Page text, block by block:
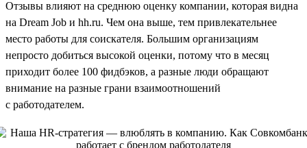
Отзывы влияют на среднюю оценку компании, которая видна
на Dream Job и hh.ru. Чем она выше, тем привлекательнее
место работы для соискателя. Большим организациям
непросто добиться высокой оценки, потому что в месяц
приходит более 100 фидбэков, а разные люди обращают
внимание на разные грани взаимоотношений
с работодателем.